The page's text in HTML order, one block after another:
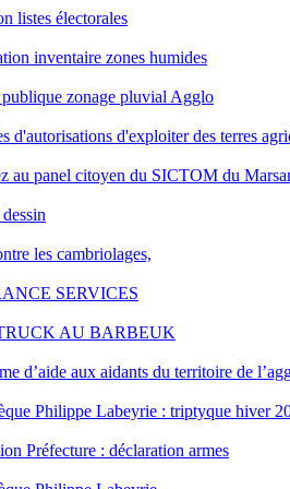
listes électorales
inventaire zones humides
publique zonage pluvial Agglo
d'autorisations d'exploiter des terres
au panel citoyen du SICTOM du
les cambriolages,
SERVICES
AU BARBEUK
d’aide aux aidants du territoire de
Philippe Labeyrie : triptyque hiver
Préfecture : déclaration armes